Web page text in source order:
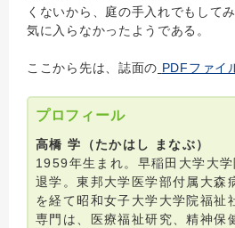
くないから、庭の手入れでもして
気に入らなかったようである。
ここから先は、誌面の PDFファイ
プロフィール
高橋 学（たかはし まなぶ）
1959年生まれ。早稲田大学大
退学。東邦大学医学部付属大森
を経て昭和女子大学大学院福祉
専門は、医療福祉研究、精神保